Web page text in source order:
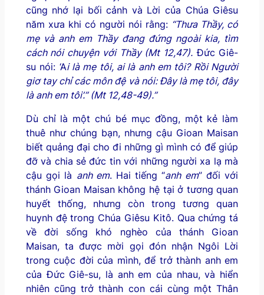
cũng nhớ lại bối cảnh và Lời của Chúa Giêsu
năm xưa khi có người nói rằng: “Thưa Thầy, có
mẹ và anh em Thầy đang đứng ngoài kia, tìm
cách nói chuyện với Thầy (Mt 12,47).Đức Giê-
su nói: ‘Ai là mẹ tôi, ai là anh em tôi? Rồi Người
giơ tay chỉ các môn đệ và nói: Đây là mẹ tôi, đây
là anh em tôi’.” (Mt 12,48-49).”
Dù chỉ là một chú bé mục đồng, một kẻ làm
thuê như chúng bạn, nhưng cậu Gioan Maisan
biết quảng đại cho đi những gì mình có để giúp
đỡ và chia sẻ đức tin với những người xa lạ mà
cậu gọi là anh em. Hai tiếng “anh em” đối với
thánh Gioan Maisan không hệ tại ở tương quan
huyết thống, nhưng còn trong tương quan
huynh đệ trong Chúa Giêsu Kitô. Qua chứng tá
về đời sống khó nghèo của thánh Gioan
Maisan, ta được mời gọi đón nhận Ngôi Lời
trong cuộc đời của mình, để trở thành anh em
của Đức Giê-su, là anh em của nhau, và hiển
nhiên cũng trở thành con cái cùng một Thân